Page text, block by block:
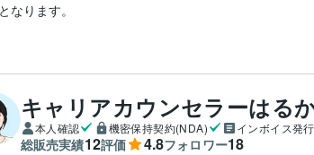
なります。
キャリアカウンセラーはる
本人確認 機密保持契約(NDA) インボイス発
総販売実績12評価 4.8フォロワー18